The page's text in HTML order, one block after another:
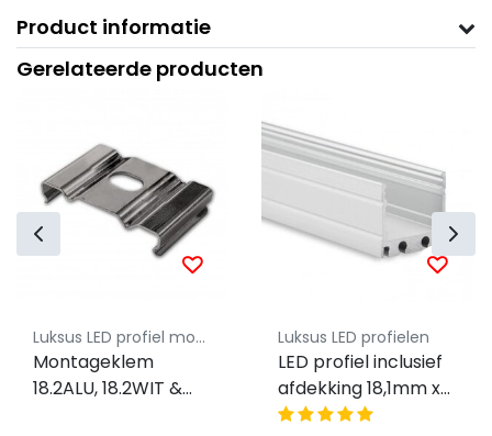
Product informatie
Gerelateerde producten
Luksus LED profiel montageklem
Montageklem
18.2ALU, 18.2WIT &
Luksus LED profielen
LED profiel inclusief
afdekking 18,1mm x
19,2mm - 18ALU